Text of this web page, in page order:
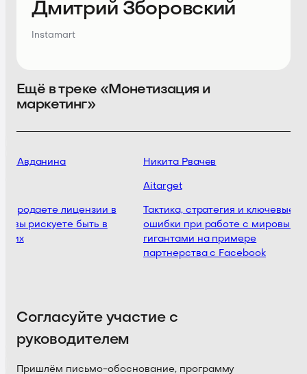
Дмитрий Зборовский
Instamart
Ещё в треке «Монетизация и
маркетинг»
Авданина
продаете лицензии в
вы рискуете быть в
Никита Рвачев
Aitarget
Тактика, стратегия и ключевые
ошибки при работе с мировыми
гигантами на примере
партнерства с Facebook
Согласуйте участие с
руководителем
Пришлём письмо-обоснование, программу